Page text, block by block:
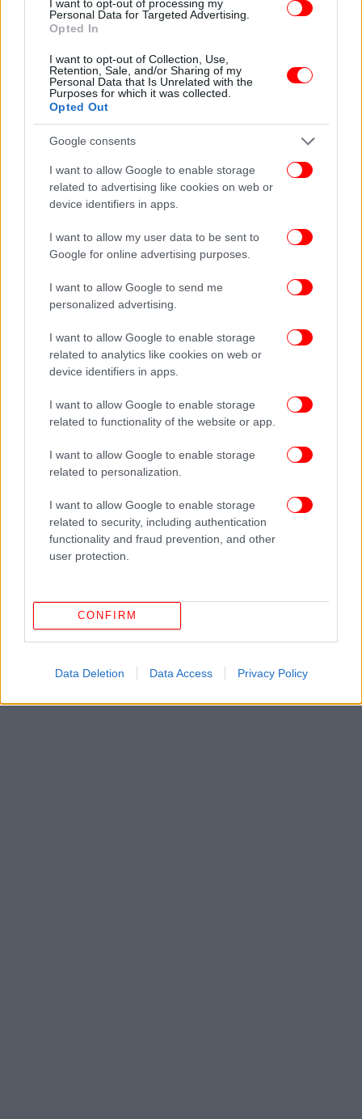
I want to opt-out of processing my
Personal Data for Targeted Advertising.
Opted In
I want to opt-out of Collection, Use,
Retention, Sale, and/or Sharing of my
Personal Data that Is Unrelated with the
Purposes for which it was collected.
Opted Out
Google consents
I want to allow Google to enable storage
related to advertising like cookies on web or
device identifiers in apps.
I want to allow my user data to be sent to
Google for online advertising purposes.
I want to allow Google to send me
personalized advertising.
I want to allow Google to enable storage
related to analytics like cookies on web or
device identifiers in apps.
I want to allow Google to enable storage
related to functionality of the website or app.
I want to allow Google to enable storage
related to personalization.
I want to allow Google to enable storage
related to security, including authentication
functionality and fraud prevention, and other
user protection.
CONFIRM
Data Deletion Data Access Privacy Policy
ΠΕΡΙΣΣΟΤΕΡΑ ΒΙΝΤΕΟ
πρώτοι όλες τις ειδήσεις
Δείτε όλες τις τελευταίεςΕιδήσειςαπό την Ελλάδα και τον Κόσμο,
ΔΙΑΒΑΣΤΕ ΠΕΡΙΣΣΟΤΕΡΑ
ΜΗΤΑΡΆΚΗΣ
ΥΠΟΥΡΓΕΊΟ ΔΙΚΑΙΟΣΎΝΗΣ